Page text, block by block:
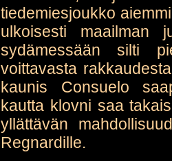
tiedemiesjoukko
ulkoisesti maailman
sydämessään silti
voittavasta
kaunis Consuelo
kautta klovni saa
yllättävän
Regnardille.